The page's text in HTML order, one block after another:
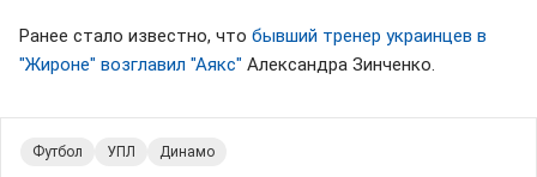
Ранее стало известно, что бывший тренер украинцев в
"Жироне" возглавил "Аякс" Александра Зинченко.
Футбол УПЛ Динамо